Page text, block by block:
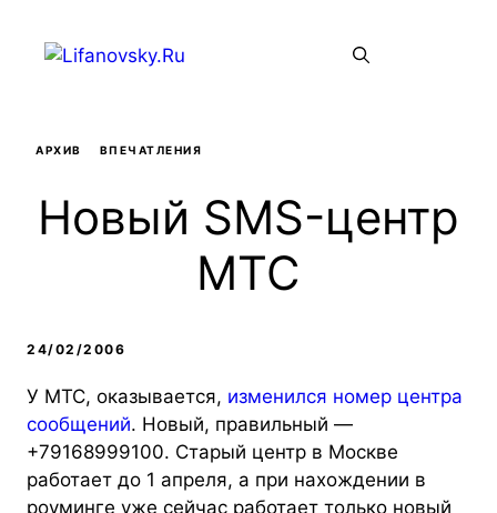
содержимому
АРХИВ ВПЕЧАТЛЕНИЯ
Новый SMS-центр
МТС
24/02/2006
У МТС, оказывается, изменился номер центра
сообщений. Новый, правильный —
+79168999100. Старый центр в Москве
работает до 1 апреля, а при нахождении в
роуминге уже сейчас работает только новый